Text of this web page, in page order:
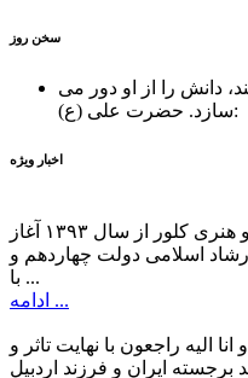
سخن روز
دانش را از او دور می
سازد.حضرت علی (ع):
اخبار ویژه
عملیات اجرایی مجتمع فرهنگی و هنری کلور از سال ۱۳۹۳ آغاز
اسلامی دولت چهاردهم و
با ...
ادامه ...
الیه راجعون با نهایت تاثر و